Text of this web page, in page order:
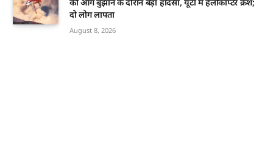
दो लोग लापता
August 8, 2026